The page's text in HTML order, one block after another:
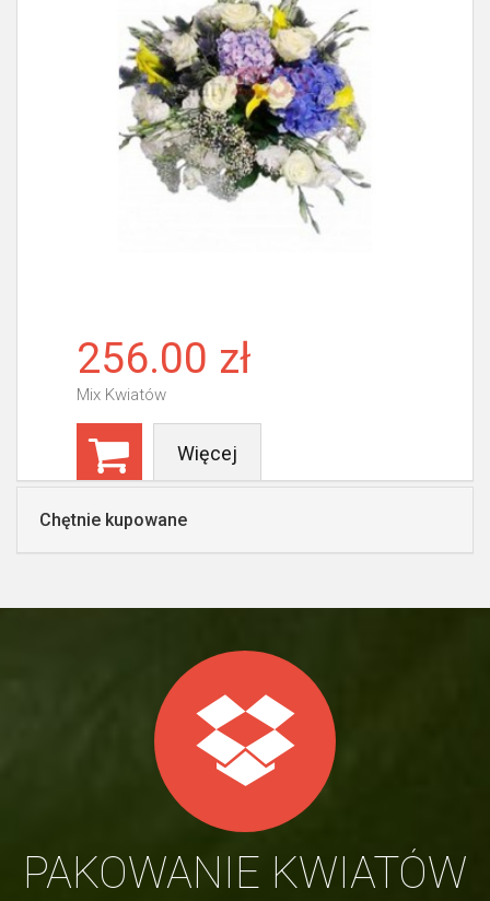
256.00 zł
Mix Kwiatów
Więcej
Chętnie kupowane
PAKOWANIE KWIATÓW